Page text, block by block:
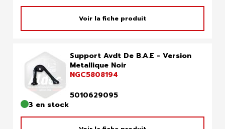
Voir la fiche produit
Support Avdt De B.A.E - Version
Metallique Noir
NGC5808194
5010629095
3 en stock